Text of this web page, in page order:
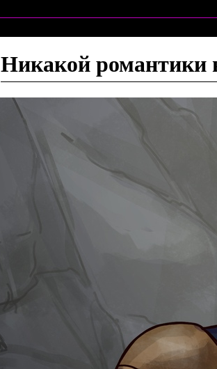
Никакой романтики